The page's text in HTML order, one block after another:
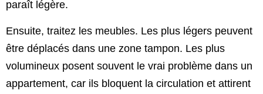
paraît légère.
Ensuite, traitez les meubles. Les plus légers peuvent
être déplacés dans une zone tampon. Les plus
volumineux posent souvent le vrai problème dans un
appartement, car ils bloquent la circulation et attirent